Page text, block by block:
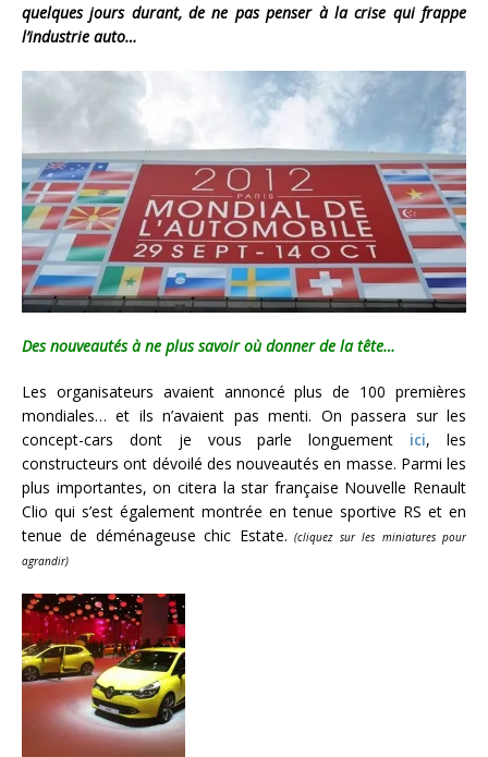
quelques jours durant, de ne pas penser à la crise qui frappe
l’industrie auto…
Des nouveautés à ne plus savoir où donner de la tête…
Les organisateurs avaient annoncé plus de 100 premières
mondiales… et ils n’avaient pas menti. On passera sur les
concept-cars dont je vous parle longuement ici, les
constructeurs ont dévoilé des nouveautés en masse. Parmi les
plus importantes, on citera la star française Nouvelle Renault
Clio qui s’est également montrée en tenue sportive RS et en
tenue de déménageuse chic Estate. (cliquez sur les miniatures pour
agrandir)